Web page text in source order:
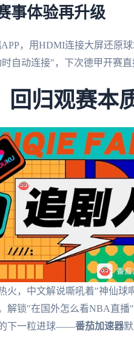
事体验再升级
，用HDMI连接大屏还原
自动连接"，下次德甲开赛直
回归观赛本
火，中文解说嘶吼着"神仙球
解锁"在国外怎么看NBA直
下一粒进球——番茄加速器